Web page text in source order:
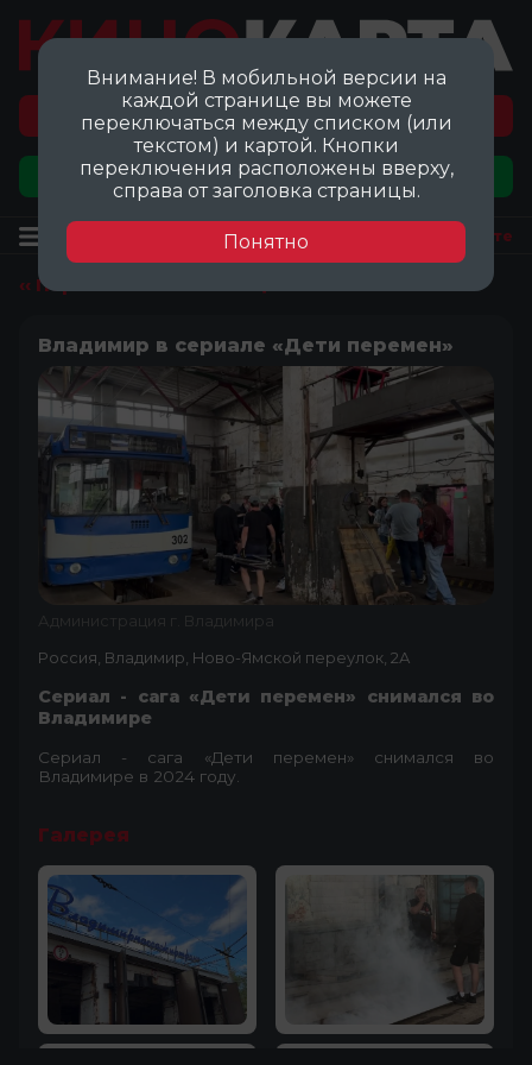
Перейти на карту локаций ©
Добавить локацию
Посмотреть на карте
‹‹ Перейти ко всем локациям
Владимир в сериале «Дети перемен»
Администрация г. Владимира
Россия, Владимир, Ново-Ямской переулок, 2А
Сериал - сага «Дети перемен» снимался во
Владимире
Сериал - сага «Дети перемен» снимался во
Владимире в 2024 году.
Галерея
Внимание! В мобильной версии на
каждой странице вы можете
переключаться между списком (или
текстом) и картой. Кнопки
переключения расположены вверху,
справа от заголовка страницы.
Понятно